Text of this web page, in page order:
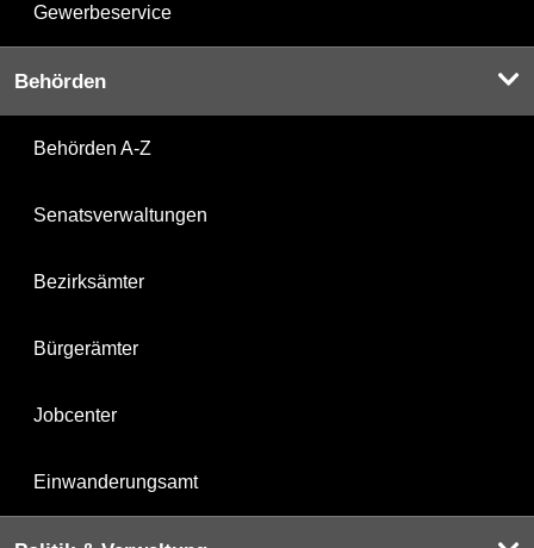
Gewerbeservice
Behörden
Behörden A-Z
Senatsverwaltungen
Bezirksämter
Bürgerämter
Jobcenter
Einwanderungsamt